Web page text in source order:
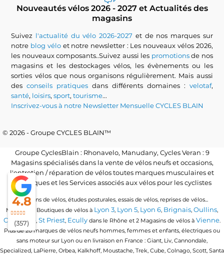
Nouveautés vélos 2026 - 2027 et Actualités des
magasins
Suivez l'actualité du vélo 2026-2027 et de nos marques sur
notre blog véloet notre newsletter : Les nouveaux vélos 2026,
les nouveaux composants..Suivez aussi les promotionsde nos
magasins et les destockages vélos, les évènements ou les
sorties vélos que nous organisons régulièrement. Mais aussi
desconseils pratiques dans différents domaines : velotaf,
santé, loisirs,sport,tourisme...
Inscrivez-vous à notre Newsletter Mensuelle CYCLES BLAIN
© 2026 - Groupe CYCLES BLAIN™
Groupe CyclesBlain : Rhonavelo, Manudany, Cycles Veran : 9
Magasins spécialisés dans la vente de vélos neufs et occasions,
l'entretien / réparation de vélos toutes marques musculaires et
électriques et les Services associés aux vélos pour les cyclistes
Locations de vélos, études posturales, essais de vélos, reprises de vélos...
Magasins / Boutiques de vélos à Lyon 3, Lyon 5, Lyon 6, Brignais, Oullins,
Craponne, St Priest, Ecully dans le Rhône et 2 Magasins de vélos à Vienne.
Plus de 20 marques de vélos neufs hommes, femmes et enfants, électriques ou
sans moteur sur Lyon ou en livraison en France : Giant, Liv, Cannondale,
Specialized, LaPierre, Orbea, Kalkhoff, Moustache, Trek, Cube, Colnago, Scott, Santa
4.8
(357)